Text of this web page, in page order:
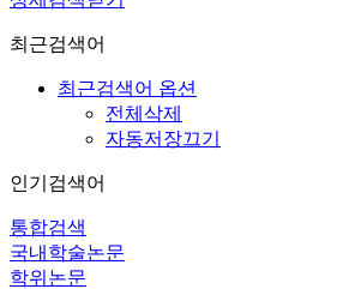
최근검색어
최근검색어 옵션
전체삭제
자동저장끄기
인기검색어
통합검색
국내학술논문
학위논문